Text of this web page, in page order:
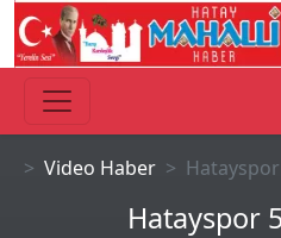
Video Haber Hatayspor
Hatayspor